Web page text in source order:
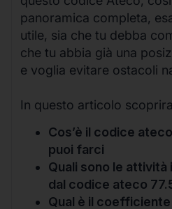
panoramica completa,
utile, sia che tu debba
che tu abbia già una
e voglia evitare ostacoli
In questo articolo
Cos’è il codice
puoi farci
Quali sono le
dal codice ateco
Qual è il